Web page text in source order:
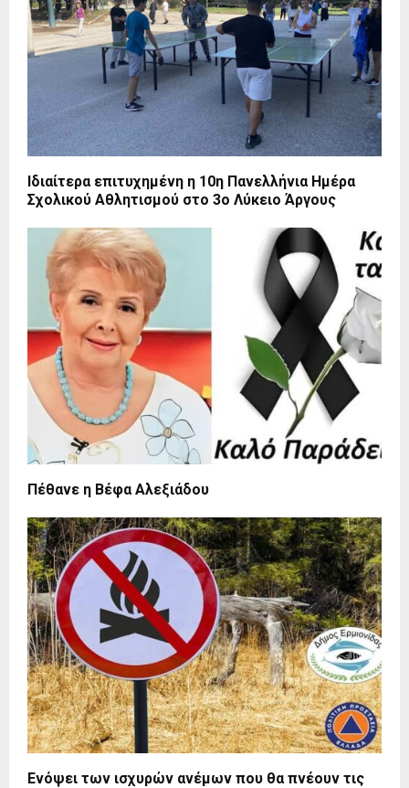
Ιδιαίτερα επιτυχημένη η 10η Πανελλήνια Ημέρα
Σχολικού Αθλητισμού στο 3ο Λύκειο Άργους
Πέθανε η Βέφα Αλεξιάδου
Ενόψει των ισχυρών ανέμων που θα πνέουν τις